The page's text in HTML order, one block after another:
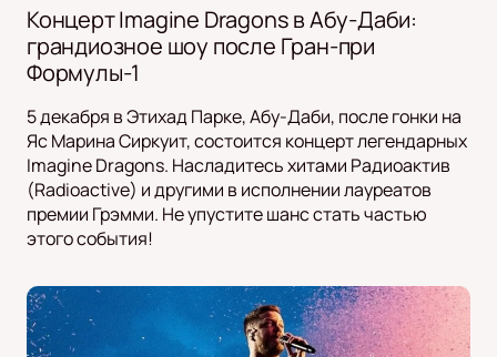
Концерт Imagine Dragons в Абу-Даби:
грандиозное шоу после Гран-при
Формулы-1
5 декабря в Этихад Парке, Абу-Даби, после гонки на
Яс Марина Сиркуит, состоится концерт легендарных
Imagine Dragons. Насладитесь хитами Радиоактив
(Radioactive) и другими в исполнении лауреатов
премии Грэмми. Не упустите шанс стать частью
этого события!